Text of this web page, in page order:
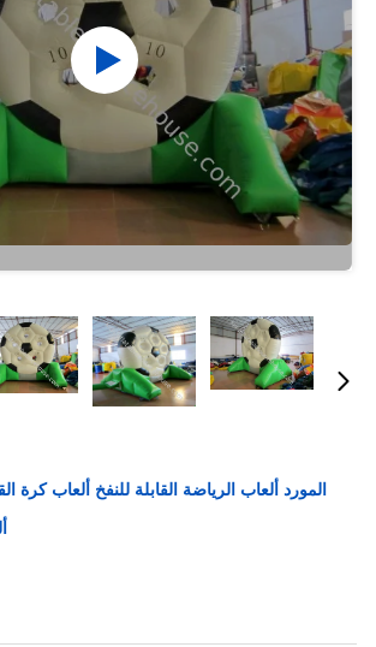
المورد ألعاب الرياضة القابلة للنفخ ألعاب كرة